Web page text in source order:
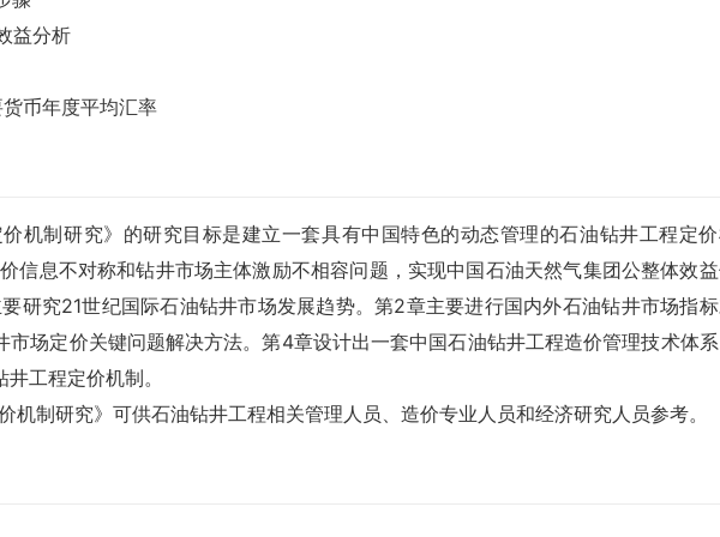
益分析
币年度平均汇率
价机制研究》的研究目标是建立一套具有中国特色的动态管理的石油钻井工程定
信息不对称和钻井市场主体激励不相容问题，实现中国石油天然气集团公整体效
研究21世纪国际石油钻井市场发展趋势。第2章主要进行国内外石油钻井市场指
场定价关键问题解决方法。第4章设计出一套中国石油钻井工程造价管理技术体系
工程定价机制。
制研究》可供石油钻井工程相关管理人员、造价专业人员和经济研究人员参考。